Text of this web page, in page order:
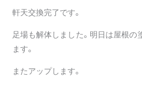
軒天交換完了です。
足場も解体しました。明日は屋根の
ます。
またアップします。